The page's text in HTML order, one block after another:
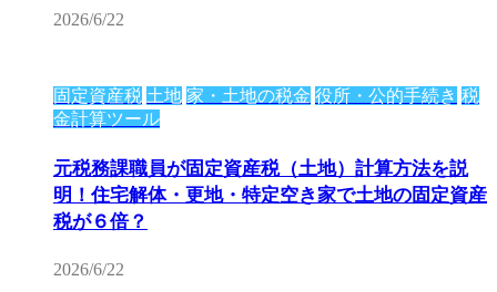
2026/6/22
固定資産税 土地 家・土地の税金 役所・公的手続き 税
金計算ツール
元税務課職員が固定資産税（土地）計算方法を説
明！住宅解体・更地・特定空き家で土地の固定資産
税が６倍？
2026/6/22